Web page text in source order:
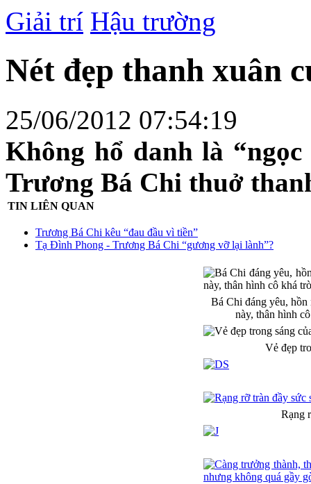
Giải trí Hậu trường
Nét đẹp thanh xuân
25/06/2012 07:54:19
Không hổ danh là
Trương Bá Chi thuở
TIN LIÊN QUAN
Trương Bá Chi kêu “đau đầu vì tiền”
Tạ Đình Phong - Trương Bá Chi “gương vỡ lại lành”?
Bá Chi đáng yêu, hồn
này, thân hình
Vẻ đẹp
Rạng